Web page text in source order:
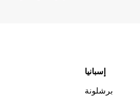
إسبانيا
برشلونة